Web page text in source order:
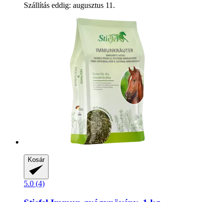
Szállítás eddig: augusztus 11.
Kosár
5.0 (4)